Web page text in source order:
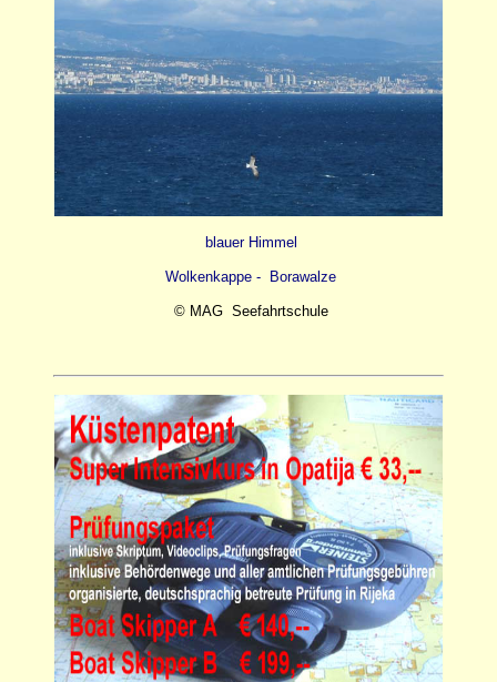
blauer Himmel
Wolkenkappe - Borawalze
© MAG Seefahrtschule